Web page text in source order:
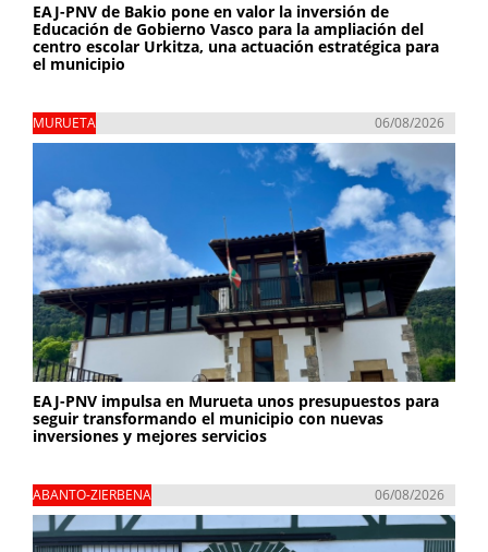
EAJ-PNV de Bakio pone en valor la inversión de
Educación de Gobierno Vasco para la ampliación del
centro escolar Urkitza, una actuación estratégica para
el municipio
MURUETA 06/08/2026
EAJ-PNV impulsa en Murueta unos presupuestos para
seguir transformando el municipio con nuevas
inversiones y mejores servicios
ABANTO-ZIERBENA 06/08/2026